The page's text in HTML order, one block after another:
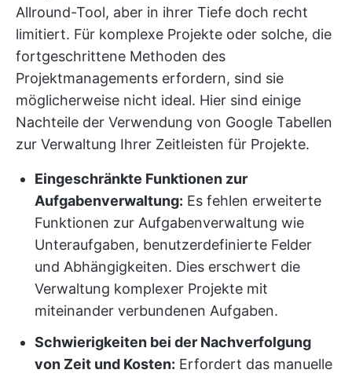
Allround-Tool, aber in ihrer Tiefe doch recht
limitiert. Für komplexe Projekte oder solche, die
fortgeschrittene Methoden des
Projektmanagements erfordern, sind sie
möglicherweise nicht ideal. Hier sind einige
Nachteile der Verwendung von Google Tabellen
zur Verwaltung Ihrer Zeitleisten für Projekte.
Eingeschränkte Funktionen zur
Aufgabenverwaltung: Es fehlen erweiterte
Funktionen zur Aufgabenverwaltung wie
Unteraufgaben, benutzerdefinierte Felder
und Abhängigkeiten. Dies erschwert die
Verwaltung komplexer Projekte mit
miteinander verbundenen Aufgaben.
Schwierigkeiten bei der Nachverfolgung
von Zeit und Kosten: Erfordert das manuelle